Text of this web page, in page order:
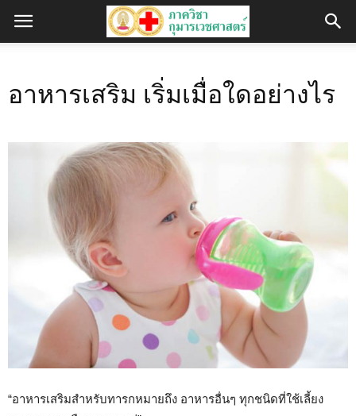
อาหารเสริม เริ่มเมื่อใดอย่างไร
“อาหารเสริมสำหรับทารกหมายถึง อาหารอื่นๆ ทุกชนิดที่ใช้เลี้ยง